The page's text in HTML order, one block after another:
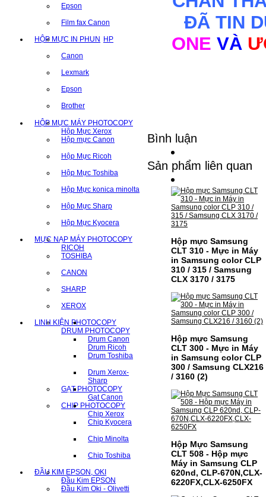
Epson
Film fax Canon
HỘP MỰC IN PHUN HP
Canon
Lexmark
Epson
Brother
HỘP MỰC MÁY PHOTOCOPY
Hộp Mực Xerox
Hộp mực Canon
Hộp Mực Ricoh
Hộp Mực Toshiba
Hộp Mực konica minolta
Hộp Mực Sharp
Hộp Mực Kyocera
MỰC NẠP MÁY PHOTOCOPY
RICOH
TOSHIBA
CANON
SHARP
XEROX
LINH KIỆN PHOTOCOPY
DRUM PHOTOCOPY
Drum Canon
Drum Ricoh
Drum Toshiba
Drum Xerox-
Sharp
GẠT PHOTOCOPY
Gạt Canon
CHIP PHOTOCOPY
Chip Xerox
Chip Kyocera
Chip Minolta
Chip Toshiba
ĐẦU KIM EPSON, OKI
Đầu Kim EPSON
Đầu Kim Oki - Olivetti
ĐÃ TIN
ONE VÀ
Bình luận
Sản phẩm liên quan
Hộp mực Samsung
CLT 310 - Mực in Máy
in Samsung color CLP
310 / 315 / Samsung
CLX 3170 / 3175
Hộp mực Samsung
CLT 300 - Mực in Máy
in Samsung color CLP
300 / Samsung CLX216
/ 3160 (2)
Hộp Mực Samsung
CLT 508 - Hộp mực
Máy in Samsung CLP
620nd, CLP-670N,CLX-
6220FX,CLX-6250FX